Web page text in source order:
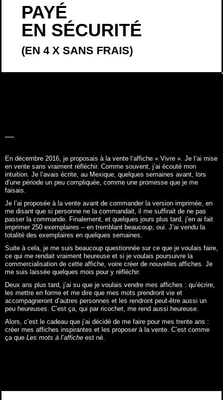
PAYÉ
EN SÉCURITÉ
(EN 4 X SANS FRAIS)
En décembre 2016, je proposais à la vente l’affiche « Vivre ». Je l’ai mise
en vente sans vraiment réfléchir. Comme souvent, j’ai écouté mon
intuition. Je l’avais écrite, au Mexique, quelques semaines avant, lors
d’une période un peu compliquée, comme une promesse que je me
faisais.
Je l’ai proposée à la vente avant de commander la version imprimée, en
me disant que si personne ne la commandait, il me suffirait de ne pas
passer la commande. Finalement, et quelques jours plus tard, j’en ai fait
imprimer 250 exemplaires – en tremblant beaucoup, oui. J’ai vendu la
totalité des exemplaires en quelques semaines.
Suite à cela, je me suis beaucoup questionnée sur ce que je voulais faire,
ce qui me rendait vraiment heureuse et si je voulais poursuivre la
commercialisation de cette affiche, voire créer de nouvelles affiches. Je
me suis laissée quelques mois pour y réfléchir.
Deux ans plus tard, j’ai su que je voulais vendre mes affiches : qu’écrire,
les mettre en forme et me dire que mes mots prendront vie et
accompagneront d’autres personnes et les rendront peut-être aussi un
peu heureuses. C’est ça, qui par ricochet, me rend aussi heureuse.
Alors, c’est le cadeau que j’ai décidé de me faire pour mes trente ans :
créer mes affiches inspirantes et les proposer à la vente. C’est comme
ça que Les mots à l’affiche est né.